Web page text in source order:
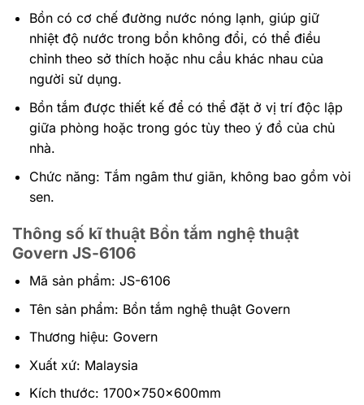
Bồn có cơ chế đường nước nóng lạnh, giúp giữ
nhiệt độ nước trong bồn không đổi, có thể điều
chỉnh theo sở thích hoặc nhu cầu khác nhau của
người sử dụng.
Bồn tắm được thiết kế để có thể đặt ở vị trí độc lập
giữa phòng hoặc trong góc tùy theo ý đồ của chủ
nhà.
Chức năng: Tắm ngâm thư giãn, không bao gồm vòi
sen.
Thông số kĩ thuật Bồn tắm nghệ thuật
Govern JS-6106
Mã sản phẩm: JS-6106
Tên sản phẩm: Bồn tắm nghệ thuật Govern
Thương hiệu: Govern
Xuất xứ: Malaysia
Kích thước: 1700x750x600mm